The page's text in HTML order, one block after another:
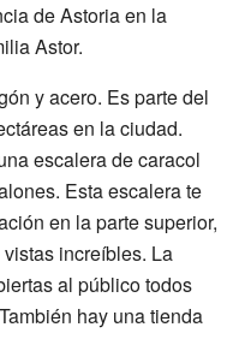
de Astoria en la
Astor.
y acero. Es parte del
en la ciudad.
escalera de caracol
Esta escalera te
en la parte superior,
increíbles. La
al público todos
hay una tienda